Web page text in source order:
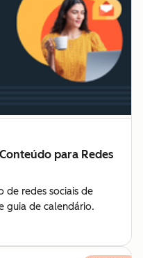
para Redes
de redes sociais de
guia de calendário.